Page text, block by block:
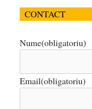
CONTACT
Nume(obligatoriu)
Email(obligatoriu)